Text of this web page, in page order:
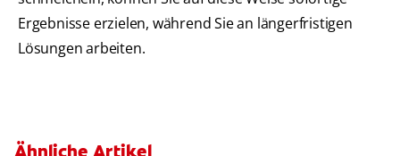
Ergebnisse erzielen, während Sie an längerfristigen
Lösungen arbeiten.